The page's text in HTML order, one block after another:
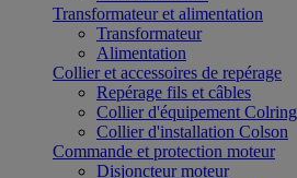
Transformateur et alimentation
Transformateur
Alimentation
Collier et accessoires de repérage
Repérage fils et câbles
Collier d'équipement Colring
Collier d'installation Colson
Commande et protection moteur
Disjoncteur moteur